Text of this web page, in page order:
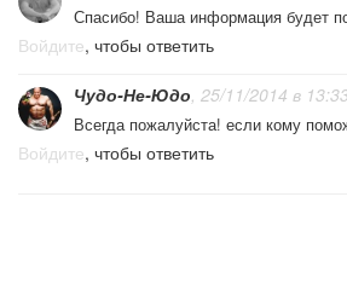
Спасибо! Ваша информация будет
Войдите, чтобы ответить
Чудо-Не-Юдо , 25/11/2014 в
Всегда пожалуйста! если кому
Войдите, чтобы ответить